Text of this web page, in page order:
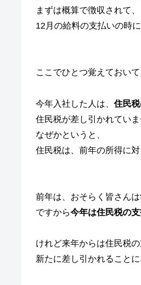
まずは概算で徴収されて、
12月の給料の支払いの時
ここでひとつ覚えておい
今年入社した人は、住民
住民税が差し引かれていま
なぜかというと、
住民税は、前年の所得に
前年は、おそらく皆さん
ですから今年は住民税の
けれど来年からは住民税
新たに差し引かれることに